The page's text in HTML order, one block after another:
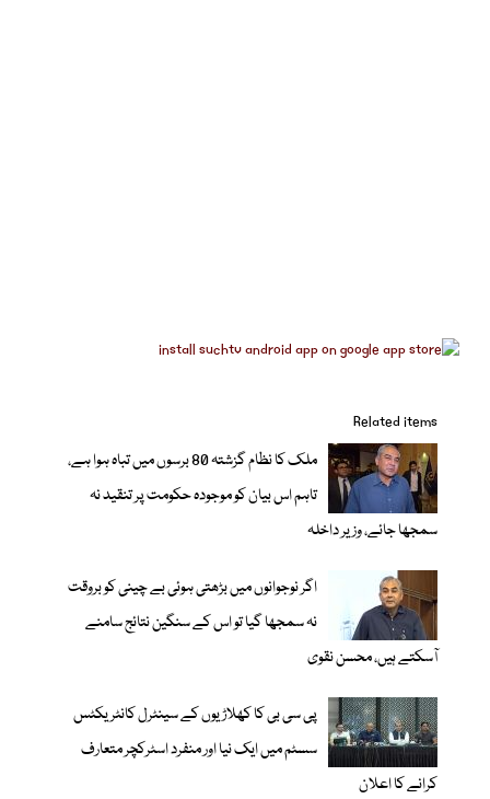
Related items
ملک کا نظام گزشتہ 80 برسوں میں تباہ ہوا ہے،
تاہم اس بیان کو موجودہ حکومت پر تنقید نہ
سمجھا جائے، وزیر داخلہ
اگر نوجوانوں میں بڑھتی ہوئی بے چینی کو بروقت
نہ سمجھا گیا تو اس کے سنگین نتائج سامنے
آسکتے ہیں، محسن نقوی
پی سی بی کا کھلاڑیوں کے سینٹرل کانٹریکٹس
سسٹم میں ایک نیا اور منفرد اسٹرکچر متعارف
کرانے کا اعلان